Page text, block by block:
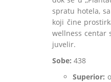
spratu hotela,
koji čine
wellness centar
juvelir.
Sobe: 438
Superior: